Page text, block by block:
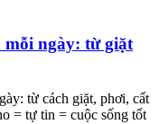
mỗi ngày: từ giặt
từ cách giặt, phơi, cất
= tự tin = cuộc sống tốt